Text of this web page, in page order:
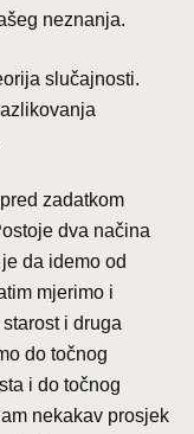
neznanja.
slučajnosti.
zadatkom
dva načina
da idemo od
mjerimo i
i druga
do točnog
i do točnog
nekakav prosjek